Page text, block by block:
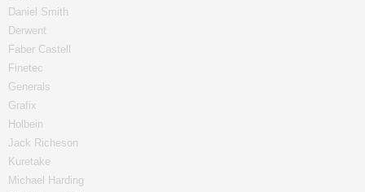
Daniel Smith
Derwent
Faber Castell
Finetec
Generals
Grafix
Holbein
Jack Richeson
Kuretake
Michael Harding